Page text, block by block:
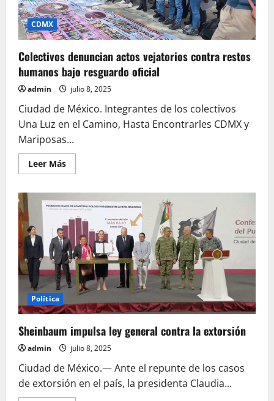
CDMX
Colectivos denuncian actos vejatorios contra restos
humanos bajo resguardo oficial
admin julio 8, 2025
Ciudad de México. Integrantes de los colectivos
Una Luz en el Camino, Hasta Encontrarles CDMX y
Mariposas...
Leer MásLeer
más
denuncian
actos
vejatorios
contra
restos
humanos
bajo
resguardo
oficial
Política
Sheinbaum impulsa ley general contra la extorsión
admin julio 8, 2025
Ciudad de México.— Ante el repunte de los casos
de extorsión en el país, la presidenta Claudia...